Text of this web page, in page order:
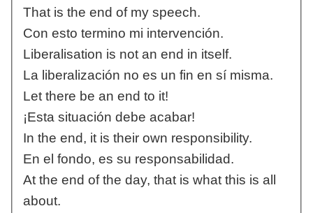
That is the end of my speech.
Con esto termino mi intervención.
Liberalisation is not an end in itself.
La liberalización no es un fin en sí misma.
Let there be an end to it!
¡Esta situación debe acabar!
In the end, it is their own responsibility.
En el fondo, es su responsabilidad.
At the end of the day, that is what this is all
about.